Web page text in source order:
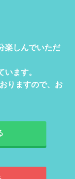
楽しんでいただ
ます。
りますので、お